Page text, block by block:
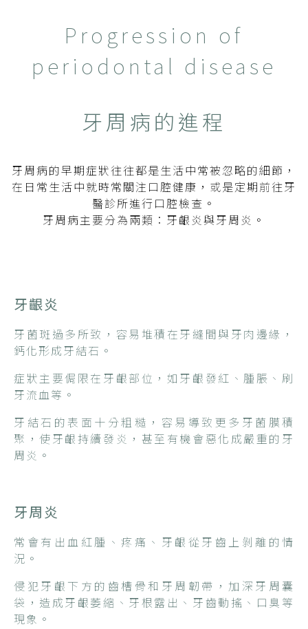
Progression of
periodontal disease
牙周病的進程
牙周病的早期症狀往往都是生活中常被忽略的細節，
在日常生活中就時常關注口腔健康，或是定期前往牙
醫診所進行口腔檢查。
牙周病主要分為兩類：牙齦炎與牙周炎。
牙齦炎
牙菌斑過多所致，容易堆積在牙縫間與牙肉邊緣，
鈣化形成牙結石。
症狀主要侷限在牙齦部位，如牙齦發紅、腫脹、刷
牙流血等。
牙結石的表面十分粗糙，容易導致更多牙菌膜積
聚，使牙齦持續發炎，甚至有機會惡化成嚴重的牙
周炎。
牙周炎
常會有出血紅腫、疼痛、牙齦從牙齒上剝離的情
況。
侵犯牙齦下方的齒槽骨和牙周韌帶，加深牙周囊
袋，造成牙齦萎縮、牙根露出、牙齒動搖、口臭等
現象。